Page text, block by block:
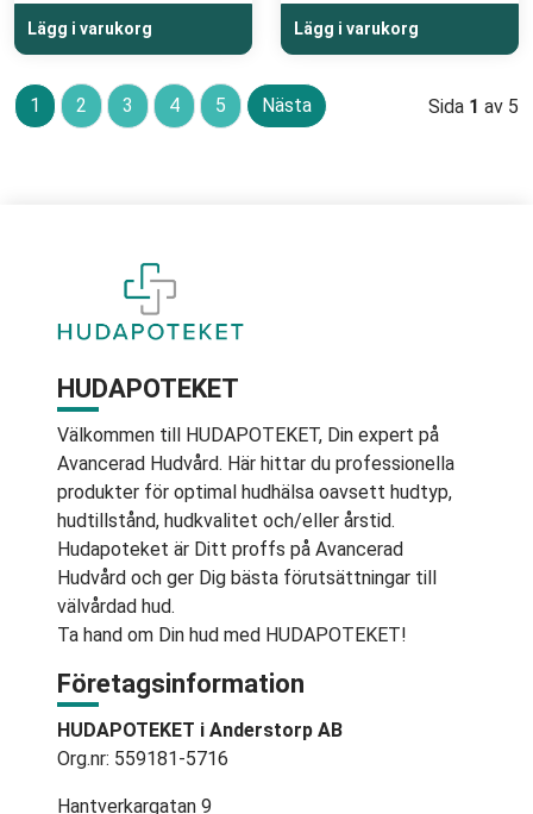
Lägg i varukorg Lägg i varukorg
1 2 3 4 5 Nästa Sida 1 av 5
HUDAPOTEKET
Välkommen till HUDAPOTEKET, Din expert på
Avancerad Hudvård. Här hittar du professionella
produkter för optimal hudhälsa oavsett hudtyp,
hudtillstånd, hudkvalitet och/eller årstid.
Hudapoteket är Ditt proffs på Avancerad
Hudvård och ger Dig bästa förutsättningar till
välvårdad hud.
Ta hand om Din hud med HUDAPOTEKET!
Företagsinformation
HUDAPOTEKET i Anderstorp AB
Org.nr: 559181-5716
Hantverkargatan 9